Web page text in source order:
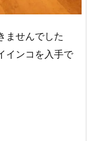
ませんでした
インコを入手で